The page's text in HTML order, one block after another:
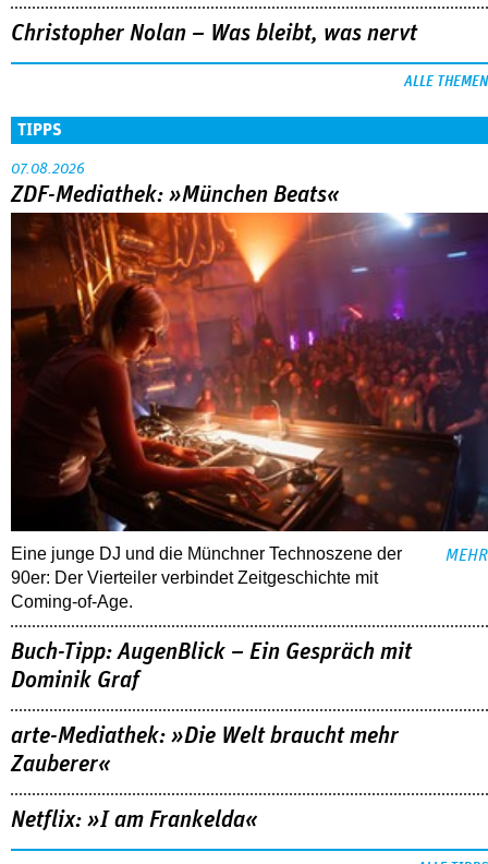
Christopher Nolan – Was bleibt, was nervt
ALLE THEMEN
TIPPS
07.08.2026
ZDF-Mediathek: »München Beats«
Eine junge DJ und die Münchner Technoszene der
90er: Der Vierteiler verbindet Zeitgeschichte mit
Coming-of-Age.
MEHR
Buch-Tipp: AugenBlick – Ein Gespräch mit
Dominik Graf
arte-Mediathek: »Die Welt braucht mehr
Zauberer«
Netflix: »I am Frankelda«